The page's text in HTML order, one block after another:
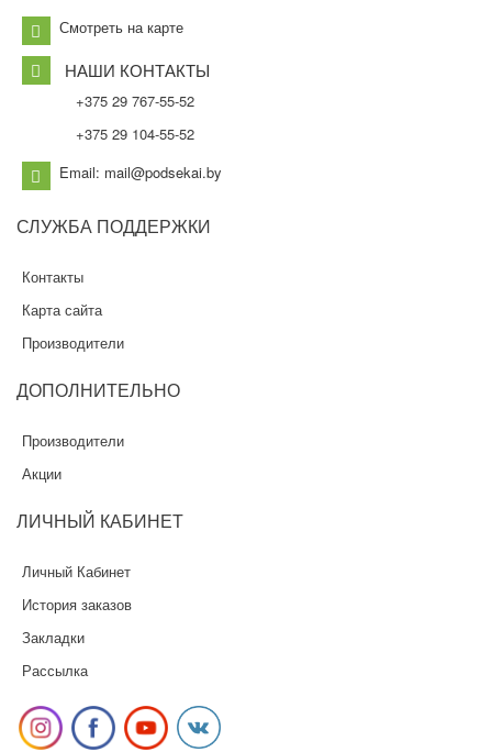
Смотреть на карте
НАШИ КОНТАКТЫ
+375 29 767-55-52
+375 29 104-55-52
Email: mail@podsekai.by
СЛУЖБА ПОДДЕРЖКИ
Контакты
Карта сайта
Производители
ДОПОЛНИТЕЛЬНО
Производители
Акции
ЛИЧНЫЙ КАБИНЕТ
Личный Кабинет
История заказов
Закладки
Рассылка